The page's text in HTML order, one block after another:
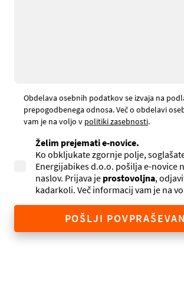
Obdelava osebnih podatkov se izvaja na
prepogodbenega odnosa. Več o obdelavi
vam je na voljo v politiki zasebnosti.
Želim prejemati e-novice.
Ko obkljukate zgornje polje,
Energijabikes d.o.o. pošilja e-novice
naslov. Prijava je prostovoljna,
kadarkoli. Več informacij vam je na
POŠLJI